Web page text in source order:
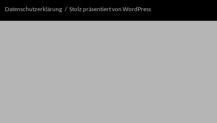
Datenschutzerklärung Stolz präsentiert von WordPress